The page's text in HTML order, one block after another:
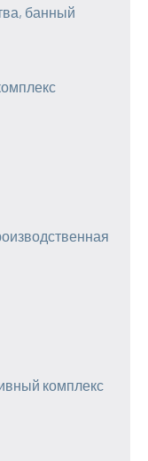
банный
комплекс